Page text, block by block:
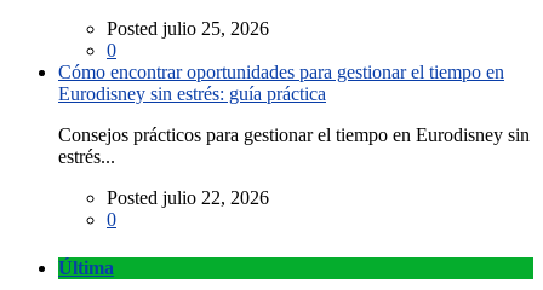
Posted julio 25, 2026
0
Cómo encontrar oportunidades para gestionar el tiempo en
Eurodisney sin estrés: guía práctica
Consejos prácticos para gestionar el tiempo en Eurodisney sin
estrés...
Posted julio 22, 2026
0
Última